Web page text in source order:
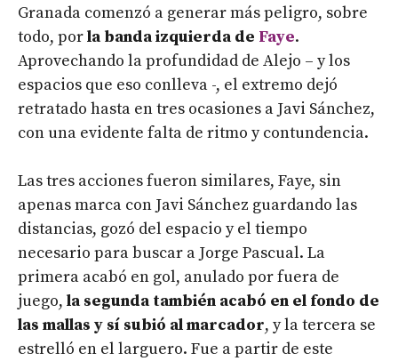
Granada comenzó a generar más peligro, sobre
todo, porla banda izquierda de Faye.
Aprovechando la profundidad de Alejo – y los
espacios que eso conlleva -, el extremo dejó
retratado hasta en tres ocasiones a Javi Sánchez,
con una evidente falta de ritmo y contundencia.
Las tres acciones fueron similares, Faye, sin
apenas marca con Javi Sánchez guardando las
distancias, gozó del espacio y el tiempo
necesario para buscar a Jorge Pascual. La
primera acabó en gol, anulado por fuera de
juego, la segunda también acabó en el fondo de
las mallas y sí subió al marcador, y la tercera se
estrelló en el larguero. Fue a partir de este